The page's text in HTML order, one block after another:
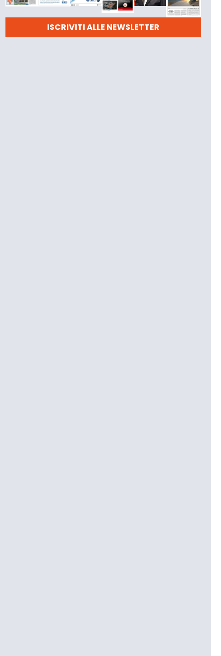
ISCRIVITI ALLE NEWSLETTER